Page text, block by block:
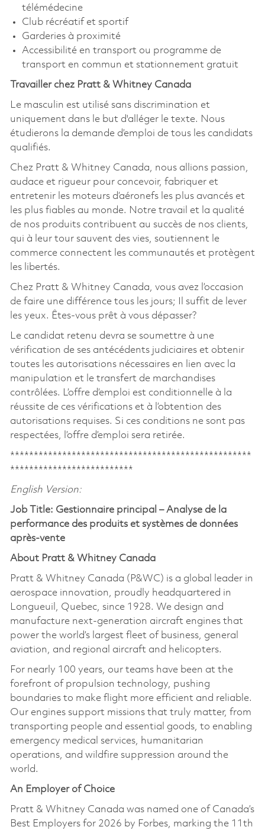
télémédecine
Club récréatif et sportif
Garderies à proximité
Accessibilité en transport ou programme de
transport en commun et stationnement gratuit
Travailler chez Pratt & Whitney Canada
Le masculin est utilisé sans discrimination et
uniquement dans le but d'alléger le texte. Nous
étudierons la demande d’emploi de tous les candidats
qualifiés.
Chez Pratt & Whitney Canada, nous allions passion,
audace et rigueur pour concevoir, fabriquer et
entretenir les moteurs d’aéronefs les plus avancés et
les plus fiables au monde. Notre travail et la qualité
de nos produits contribuent au succès de nos clients,
qui à leur tour sauvent des vies, soutiennent le
commerce connectent les communautés et protègent
les libertés.
Chez Pratt & Whitney Canada, vous avez l’occasion
de faire une différence tous les jours; Il suffit de lever
les yeux. Êtes-vous prêt à vous dépasser?
Le candidat retenu devra se soumettre à une
vérification de ses antécédents judiciaires et obtenir
toutes les autorisations nécessaires en lien avec la
manipulation et le transfert de marchandises
contrôlées. L’offre d’emploi est conditionnelle à la
réussite de ces vérifications et à l’obtention des
autorisations requises. Si ces conditions ne sont pas
respectées, l’offre d’emploi sera retirée.
***************************************************
**************************
English Version:
Job Title: Gestionnaire principal – Analyse de la
performance des produits et systèmes de données
après-vente
About Pratt & Whitney Canada
Pratt & Whitney Canada (P&WC) is a global leader in
aerospace innovation, proudly headquartered in
Longueuil, Quebec, since 1928. We design and
manufacture next-generation aircraft engines that
power the world’s largest fleet of business, general
aviation, and regional aircraft and helicopters.
For nearly 100 years, our teams have been at the
forefront of propulsion technology, pushing
boundaries to make flight more efficient and reliable.
Our engines support missions that truly matter, from
transporting people and essential goods, to enabling
emergency medical services, humanitarian
operations, and wildfire suppression around the
world.
An Employer of Choice
Pratt & Whitney Canada was named one of Canada’s
Best Employers for 2026 by Forbes, marking the 11th